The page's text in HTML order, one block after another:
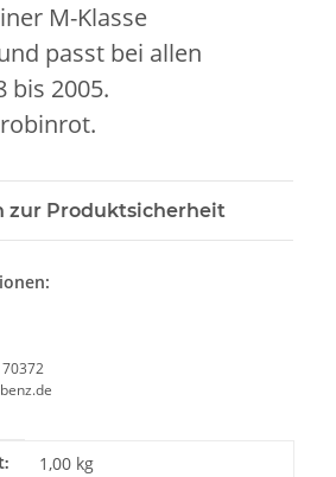
M-Klasse
passt bei allen
bis 2005.
zur Produktsicherheit
1,00 kg